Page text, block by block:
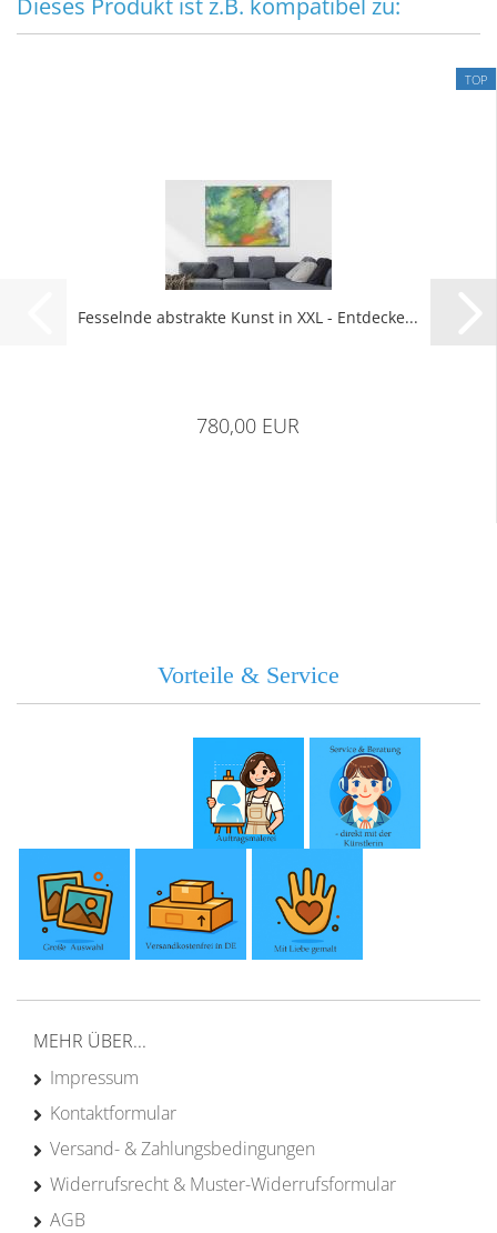
Dieses Produkt ist z.B. kompatibel zu:
TOP
Fes­seln­de abs­trak­te Kunst in XXL - Ent­de­cke...
780,00 EUR
Vorteile & Service
MEHR ÜBER...
Impressum
Kontaktformular
Versand- & Zahlungsbedingungen
Widerrufsrecht & Muster-Widerrufsformular
AGB